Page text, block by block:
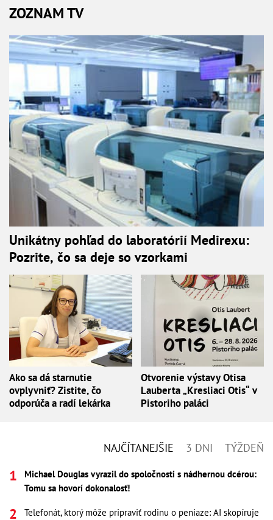
ZOZNAM TV
Unikátny pohľad do laboratórií Medirexu:
Pozrite, čo sa deje so vzorkami
Ako sa dá starnutie
ovplyvniť? Zistite, čo
odporúča a radí lekárka
Otvorenie výstavy Otisa
Lauberta „Kresliaci Otis“ v
Pistoriho paláci
NAJČÍTANEJŠIE 3 DNI TÝŽDEŇ
Michael Douglas vyrazil do spoločnosti s nádhernou dcérou:
Tomu sa hovorí dokonalosť!
Telefonát, ktorý môže pripraviť rodinu o peniaze: AI skopíruje